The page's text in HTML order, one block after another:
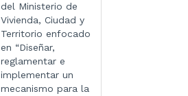
del Ministerio de
Vivienda, Ciudad y
Territorio enfocado
en “Diseñar,
reglamentar e
implementar un
mecanismo para la